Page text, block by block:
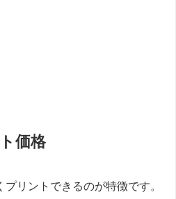
価格
リントできるのが特徴です。